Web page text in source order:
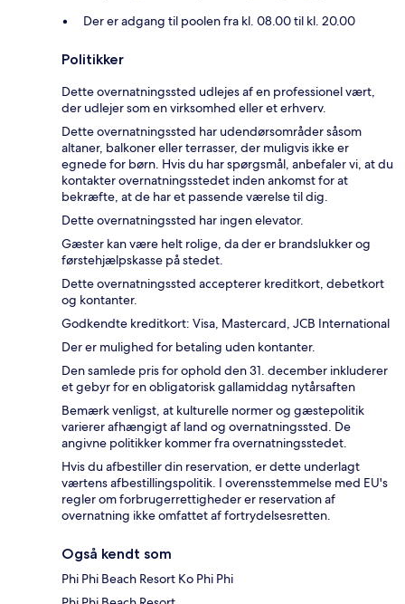
Der er adgang til poolen fra kl. 08.00 til kl. 20.00
Politikker
Dette overnatningssted udlejes af en professionel vært,
der udlejer som en virksomhed eller et erhverv.
Dette overnatningssted har udendørsområder såsom
altaner, balkoner eller terrasser, der muligvis ikke er
egnede for børn. Hvis du har spørgsmål, anbefaler vi, at du
kontakter overnatningsstedet inden ankomst for at
bekræfte, at de har et passende værelse til dig.
Dette overnatningssted har ingen elevator.
Gæster kan være helt rolige, da der er brandslukker og
førstehjælpskasse på stedet.
Dette overnatningssted accepterer kreditkort, debetkort
og kontanter.
Godkendte kreditkort: Visa, Mastercard, JCB International
Der er mulighed for betaling uden kontanter.
Den samlede pris for ophold den 31. december inkluderer
et gebyr for en obligatorisk gallamiddag nytårsaften
Bemærk venligst, at kulturelle normer og gæstepolitik
varierer afhængigt af land og overnatningssted. De
angivne politikker kommer fra overnatningsstedet.
Hvis du afbestiller din reservation, er dette underlagt
værtens afbestillingspolitik. I overensstemmelse med EU's
regler om forbrugerrettigheder er reservation af
overnatning ikke omfattet af fortrydelsesretten.
Også kendt som
Phi Phi Beach Resort Ko Phi Phi